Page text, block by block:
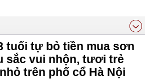
tuổi tự bỏ tiền mua sơn
sắc vui nhộn, tươi trẻ
trên phố cổ Hà Nội